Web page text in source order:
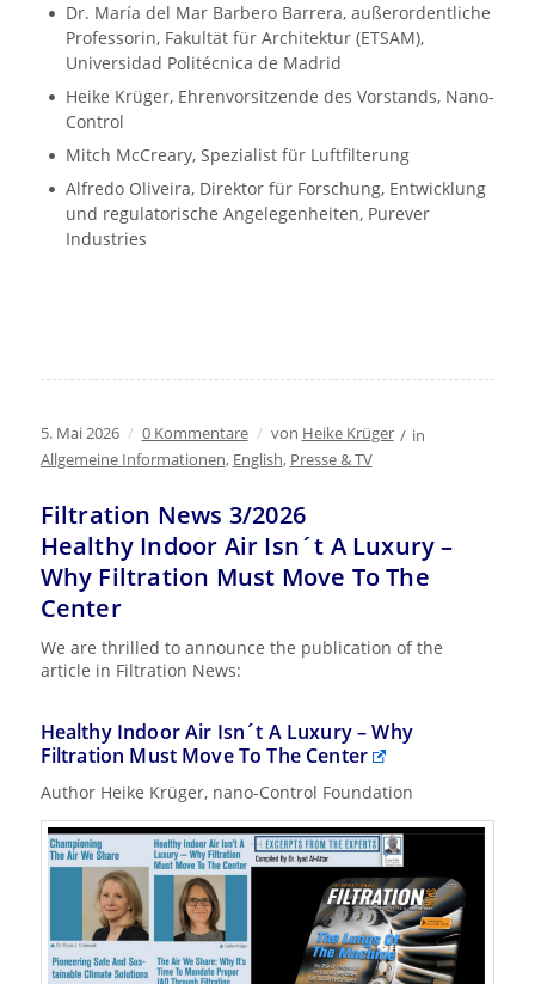
Dr. María del Mar Barbero Barrera, außerordentliche
Professorin, Fakultät für Architektur (ETSAM),
Universidad Politécnica de Madrid
Heike Krüger, Ehrenvorsitzende des Vorstands, Nano-
Control
Mitch McCreary, Spezialist für Luftfilterung
Alfredo Oliveira, Direktor für Forschung, Entwicklung
und regulatorische Angelegenheiten, Purever
Industries
5. Mai 2026 / 0 Kommentare / von Heike Krüger / in
Allgemeine Informationen, English, Presse & TV
Filtration News 3/2026
Healthy Indoor Air Isn´t A Luxury –
Why Filtration Must Move To The
Center
We are thrilled to announce the publication of the
article in Filtration News:
Healthy Indoor Air Isn´t A Luxury – Why
Filtration Must Move To The Center
Author Heike Krüger, nano-Control Foundation